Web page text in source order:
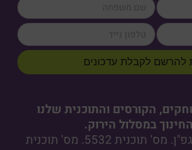
הקורסים והתוכנית שלנו
במסלול הירוק.
ניתן להזמין מתקציבי גפ"ן. מס' תוכנית 5532. מס' תוכנית
lastName
cellPhone
ת להרשם לקבלת עדכונים